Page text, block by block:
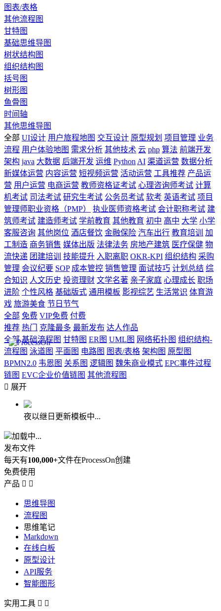
图表/表格
其他流程图
甘特图
基础思维导图
树状结构图
组织结构图
括号图
树形图
鱼骨图
时间轴
其他思维导图
全部 UI设计 用户旅程地图 交互设计 原型规划 项目管理 业务
流程 用户体验地图 需求分析 其他技术 云 php 算法 前端开发
架构 java 大数据 后端开发 运维 Python AI 渠道运营 数据分析
新媒体运营 内容运营 短视频运营 活动运营 工具推荐 产品运
营 用户运营 电商运营 教师资格证考试 心理咨询师考试 计算
机考试 司法考试 研究生考试 公务员考试 软考 英语考试 项目
管理师职业资格（PMP）
执业医师资格考试 会计职称考试 建
筑师考试 建造师考试 学前教育 其他教育 初中 高中 大学 小学
客服咨询 其他岗位 酒店餐饮 金融保险 汽车出行 教育培训
加
工制造 商务销售 媒体出版 法律法务 房地产建筑 医疗保健 物
流快递 团建培训 技能提升 入职离职 OKR-KPI 组织结构 采购
管理 会议纪要 SOP 成本管控 销售管理 面试技巧 计划总结 综
合知识 人文历史 投资理财 文学名著 亲子家庭 心理成长 职场
进阶 个性风格 基础版式 通用模板 影视综艺 生活常识 体育游
戏 旅游美食 节日节气
全部 免费 VIP免费 付费
推荐 热门 克隆最多 最新发布 达人作品
全部 基础流程图 甘特图 ER图 UML图 网络拓扑图 组织结构-
流程图 泳道图 平面图 电路图 图表/表格 架构图 原型图
BPMN2.0 韦恩图 关系图 逻辑图 魏朱商业模式 EPC事件过程
链图 EVC企业价值链图 其他流程图
 展开
夜以继日更新模板中...
加载中...
发布文件
每天有100,000+文件在ProcessOn创建
免费使用
产品  
思维导图
流程图
思维笔记
Markdown
在线白板
原型设计
API服务
智能图形
实用工具  